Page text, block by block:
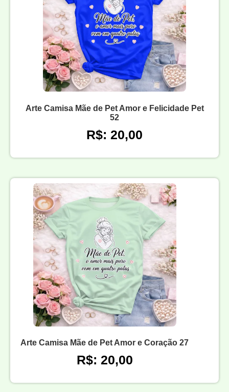
Arte Camisa Mãe de Pet Amor e Felicidade Pet
52
R$: 20,00
Arte Camisa Mãe de Pet Amor e Coração 27
R$: 20,00